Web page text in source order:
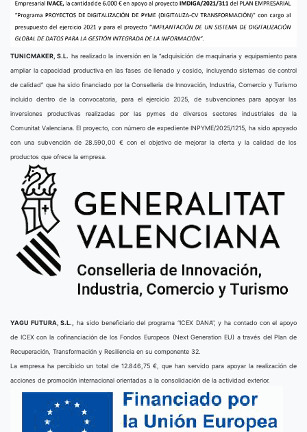
TUNICMAKER, S.L. ha realizado la inversión en la “adquisición de maquinaria y equipamiento para
ampliar la capacidad productiva en las fases de llenado y cosido, incluyendo sistemas de control
de calidad” que ha sido financiado por la Conselleria de Innovación, Industria, Comercio y Turismo
incluido dentro de la convocatoria, para el ejercicio 2025, de subvenciones para apoyar las
inversiones productivas realizadas por las pymes de diversos sectores industriales de la
Comunitat Valenciana. El proyecto, con número de expediente INPYME/2025/1215, ha sido apoyado
con una subvención de 28.590,00 € con el objetivo de mejorar la oferta y la calidad de los
productos que ofrece la empresa.
YAGU FUTURA, S.L.,
ha sido beneficiario del programa “ICEX DANA”, y ha contado con el apoyo
de ICEX con la cofinanciación de los Fondos Europeos (Next Generation EU) a través del Plan de
Recuperación, Transformación y Resiliencia en su componente 32.
La empresa ha percibido un total de 12.846,75 €, que han servido para apoyar la realización de
acciones de promoción internacional orientadas a la consolidación de la actividad exterior.